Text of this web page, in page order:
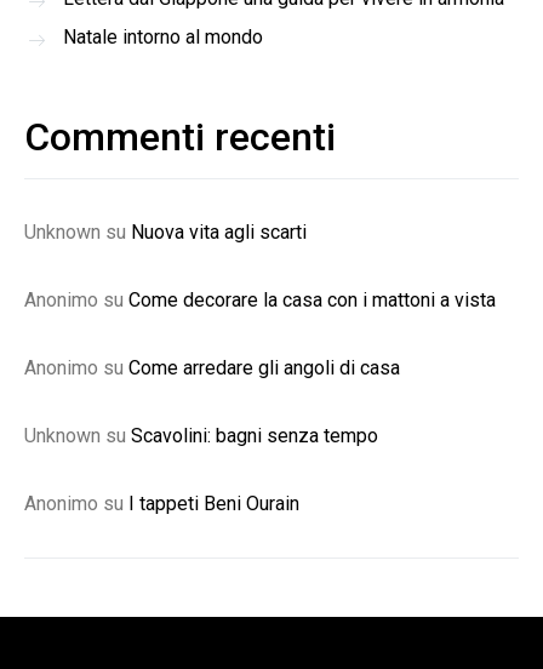
Natale intorno al mondo
Commenti recenti
Unknown su Nuova vita agli scarti
Anonimo su Come decorare la casa con i mattoni a vista
Anonimo su Come arredare gli angoli di casa
Unknown su Scavolini: bagni senza tempo
Anonimo su I tappeti Beni Ourain